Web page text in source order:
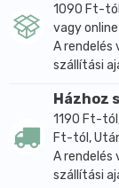
1090 Ft-
vagy
A rendelés
szállítási
Házhoz
1190 Ft-
Ft-tól,
A rendelés
szállítási